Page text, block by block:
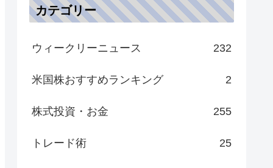
カテゴリー
ウィークリーニュース 232
米国株おすすめランキング 2
株式投資・お金 255
トレード術 25